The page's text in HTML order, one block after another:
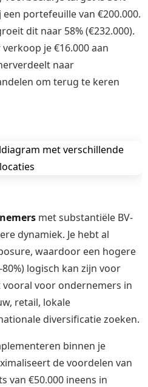
portefeuille van €200.000.
dit naar 58% (€232.000).
je €16.000 aan
naar
om terug te keren
met substantiële BV-
dynamiek. Je hebt al
waardoor een hogere
logisch kan zijn voor
voor ondernemers in
retail, lokale
diversificatie zoeken.
binnen je
de voordelen van
van €50.000 ineens in